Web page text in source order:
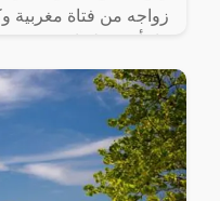
زواجه من فتاة مغربية